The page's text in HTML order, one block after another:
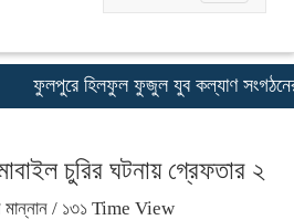
ফুলপুরে হিলফুল ফুজুল যুব কল্যাণ সংগঠনের
চুরির ঘটনায় গ্রেফতার ২
/ ১৩১ Time View